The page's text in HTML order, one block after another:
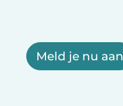
Meld je nu aan